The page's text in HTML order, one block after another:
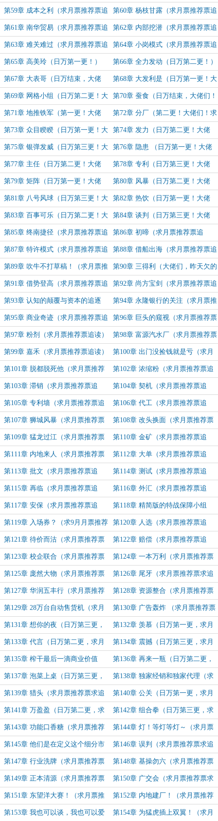
追读！） 读！）
第59章 成本之利（求月票推荐票追
读！）
第60章 杨枝甘露（求月票推荐票追
读！）
第61章 南华贸易（求月票推荐票追
读！）
第62章 内部挖潜（求月票推荐票追
读！）
第63章 难关难过（求月票推荐票追
读！）
第64章 小岗模式（求月票推荐票追
读！）
第65章 高美玲（日万第一更！） 第66章 全力发动（日万第二更！）
第67章 大表哥（日万结束，大佬
们！求月票推荐票追读！）
第68章 大发利是（日万第一更！大
佬们！求月票推荐票追读！）
第69章 网格小组（日万第二更！大
佬们！求月票推荐票追读！）
第70章 蚕食（日万结束，大佬们！
求月票推荐票追读！）
第71章 地推铁军（第一更！大佬
们！求月票推荐票追读！）
第72章 分厂（第二更！大佬们！求
月票推荐票追读！）
第73章 众目睽睽（日万第一更！大
佬们！求月票推荐票追读！）
第74章 发力（日万第二更！大佬
们！求月票推荐票追读！）
第75章 银弹发威（日万第三更！大
佬们！求月票推荐票追读！）
第76章 隐患 （日万第一更！大佬
们！求月票推荐票追读！）
第77章 主任（日万第二更！大佬
们！求月票推荐票追读！）
第78章 专利（日万第三更！大佬
们！求月票推荐票追读！）
第79章 矩阵（日万第一更！大佬
们！求月票推荐票追读！）
第80章 风暴（日万第二更！大佬
们！求月票推荐票追读！）
第81章 八号风球（日万第三更！大
佬们！求月票推荐票追读！）
第82章 热饮（日万第一更！大佬
们！求月票推荐票追读！）
第83章 百事可乐（日万第二更！大
佬们！求月票推荐票追读！）
第84章 谈判（日万第三更！大佬
们！求月票推荐票追读！）
第85章 终南捷径（求月票推荐票追
读！）
第86章 初啼（求月票推荐票追
读！）
第87章 特许模式（求月票推荐票追
读！）
第88章 借船出海（求月票推荐票追
读！）
第89章 吹牛不打草稿！（求月票推
荐票追读！）
第90章 三得利（大佬们，昨天欠的
加上今天全补上了。求月票推荐票追
读）
第91章 借势登高（求月票推荐票追
读）
第92章 尚方宝剑（求月票推荐票追
读）
第93章 认知的颠覆与资本的追逐
（求月票推荐票追读）
第94章 永隆银行的关注（求月票推
荐票追读）
第95章 商业奇迹（求月票推荐票追
读）
第96章 巨头的窥视（求月票推荐票
追读）
第97章 粉剂（求月票推荐票追读） 第98章 富源汽水厂（求月票推荐票
追读）
第99章 嘉禾（求月票推荐票追读） 第100章 出门没捡钱就是亏（求月
票推荐票追读）
第101章 脱都脱死他（求月票推荐
票追读）
第102章 浓缩粉（求月票推荐票追
读）
第103章 滞销（求月票推荐票追
读）
第104章 契机（求月票推荐票追
读）
第105章 专利墙（求月票推荐票追
读）
第106章 代工（求月票推荐票追
读）
第107章 狮城风暴（求月票推荐票
追读）
第108章 改头换面（求月票推荐票
追读）
第109章 猛龙过江（求月票推荐票
追读）
第110章 金矿（求月票推荐票追
读）
第111章 内地来人（求月票推荐票
追读）
第112章 大单（求月票推荐票追
读）
第113章 批文（求月票推荐票追
读）
第114章 测试（求月票推荐票追
读）
第115章 再临（求月票推荐票追
读）
第116章 外汇（求月票推荐票追
读）
第117章 安保（求月票推荐票追
读）
第118章 精简版的特战保障小组
（求月票推荐票追读）
第119章 入场券？（求9月月票推荐
票追读）
第120章 人选（求月票推荐票追
读）
第121章 待价而沽（求月票推荐票
追读）
第122章 赔偿（求月票推荐票追
读）
第123章 校企联合（求月票推荐票
追读）
第124章 一本万利（求月票推荐票
追读）
第125章 庞然大物（求月票推荐票
求追读）
第126章 尾牙（求月票推荐票求追
读）
第127章 华润五丰行（求月票推荐
票求追读）
第128章 资源整合（求月票推荐票
求追读）
第129章 28万台自动售货机（求月
票推荐票求追读）
第130章 广告轰炸 （求月票推荐票
求追读）
第131章 想你的夜（日万第三更，
求月票推荐票求追读）
第132章 羡慕（日万第一更，求月
票推荐票求追读）
第133章 代言（日万第二更，求月
票推荐票求追读）
第134章 震撼（日万第三更，求月
票推荐票求追读）
第135章 榨干最后一滴商业价值
（日万第一更，求月票推荐票求追
读）
第136章 再来一瓶（日万第二更，
求月票推荐票求追读）
第137章 泡菜上桌（日万第三更，
求月票推荐票求追读）
第138章 独家经销和独家代理（求
月票推荐票求追读）
第139章 猎头（求月票推荐票求追
读）
第140章 公关（日万第一更，求月
票推荐票求追读）
第141章 万盈盈（日万第二更，求
月票推荐票求追读）
第142章 组合拳（日万第三更，求
月票推荐票求追读）
第143章 功能口香糖（求月票推荐
票求追读）
第144章 灯！等灯等灯～（求月票
推荐票求追读）
第145章 他们是在定义这个细分市
场！（求月票推荐票求追读）
第146章 误判（求月票推荐票求追
读）
第147章 行业洗牌（求月票推荐票
求追读）
第148章 基操勿六（求月票推荐票
求追读）
第149章 正本清源（求月票推荐票
求追读）
第150章 广交会（求月票推荐票求
追读）
第151章 东望洋大赛！（求月票推
荐票求追读）
第152章 内地建厂！（求月票推荐
票求追读）
第153章 我也可以谈，我也可以爱 第154章 为猛虎插上双翼！（求月